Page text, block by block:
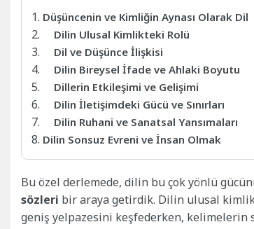
Düşüncenin ve Kimliğin Aynası Olarak Dil
Dilin Ulusal Kimlikteki Rolü
Dil ve Düşünce İlişkisi
Dilin Bireysel İfade ve Ahlaki Boyutu
Dillerin Etkileşimi ve Gelişimi
Dilin İletişimdeki Gücü ve Sınırları
Dilin Ruhani ve Sanatsal Yansımaları
Dilin Sonsuz Evreni ve İnsan Olmak
Bu özel derlemede, dilin bu çok yönlü
sözleri bir araya getirdik. Dilin ulusal
geniş yelpazesini keşfederken, kelimelerin